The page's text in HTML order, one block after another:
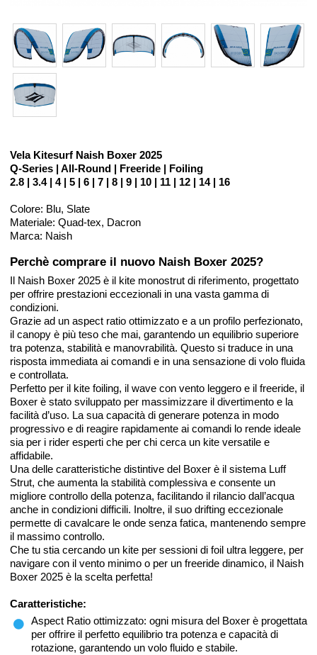
Vela Kitesurf Naish Boxer 2025
Q-Series | All-Round | Freeride | Foiling
2.8 | 3.4 | 4 | 5 | 6 | 7 | 8 | 9 | 10 | 11 | 12 | 14 | 16
Colore: Blu, Slate
Materiale: Quad-tex, Dacron
Marca: Naish
Perchè comprare il nuovo Naish Boxer 2025?
Il Naish Boxer 2025 è il kite monostrut di riferimento, progettato
per offrire prestazioni eccezionali in una vasta gamma di
condizioni.
Grazie ad un aspect ratio ottimizzato e a un profilo perfezionato,
il canopy è più teso che mai, garantendo un equilibrio superiore
tra potenza, stabilità e manovrabilità. Questo si traduce in una
risposta immediata ai comandi e in una sensazione di volo fluida
e controllata.
Perfetto per il kite foiling, il wave con vento leggero e il freeride, il
Boxer è stato sviluppato per massimizzare il divertimento e la
facilità d’uso. La sua capacità di generare potenza in modo
progressivo e di reagire rapidamente ai comandi lo rende ideale
sia per i rider esperti che per chi cerca un kite versatile e
affidabile.
Una delle caratteristiche distintive del Boxer è il sistema Luff
Strut, che aumenta la stabilità complessiva e consente un
migliore controllo della potenza, facilitando il rilancio dall’acqua
anche in condizioni difficili. Inoltre, il suo drifting eccezionale
permette di cavalcare le onde senza fatica, mantenendo sempre
il massimo controllo.
Che tu stia cercando un kite per sessioni di foil ultra leggere, per
navigare con il vento minimo o per un freeride dinamico, il Naish
Boxer 2025 è la scelta perfetta!
Caratteristiche:
Aspect Ratio ottimizzato: ogni misura del Boxer è progettata
per offrire il perfetto equilibrio tra potenza e capacità di
rotazione, garantendo un volo fluido e stabile.